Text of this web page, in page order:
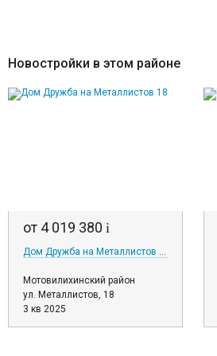
Новостройки в этом районе
от 4 019 380 i
Дом Дружба на Металлистов 18
Мотовилихинский район
ул. Металлистов, 18
3 кв 2025